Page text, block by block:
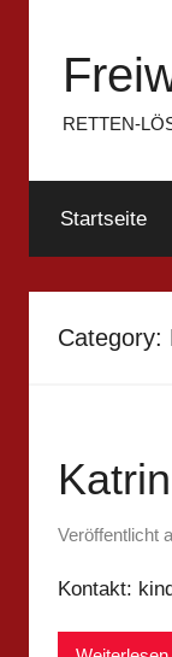
springen
RETTEN-
Startseite
Category:
Veröffentlicht
Kontakt: